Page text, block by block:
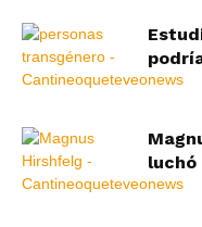
luchó